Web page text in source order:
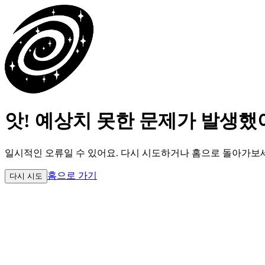
앗! 예상치 못한 문제가 발생했
일시적인 오류일 수 있어요. 다시 시도하거나 홈으로 돌아가보
다시 시도 홈으로 가기